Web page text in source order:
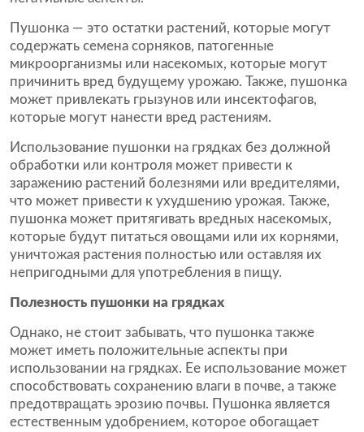
Пушонка — это остатки растений, которые могут
содержать семена сорняков, патогенные
микроорганизмы или насекомых, которые могут
причинить вред будущему урожаю. Также, пушонка
может привлекать грызунов или инсектофагов,
которые могут нанести вред растениям.
Использование пушонки на грядках без должной
обработки или контроля может привести к
заражению растений болезнями или вредителями,
что может привести к ухудшению урожая. Также,
пушонка может притягивать вредных насекомых,
которые будут питаться овощами или их корнями,
уничтожая растения полностью или оставляя их
непригодными для употребления в пищу.
Полезность пушонки на грядках
Однако, не стоит забывать, что пушонка также
может иметь положительные аспекты при
использовании на грядках. Ее использование может
способствовать сохранению влаги в почве, а также
предотвращать эрозию почвы. Пушонка является
естественным удобрением, которое обогащает